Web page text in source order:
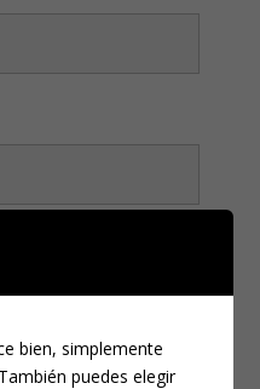
bien, simplemente
puedes elegir